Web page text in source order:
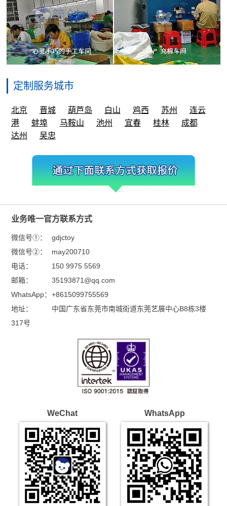
定制服务城市
北京 晋城 葫芦岛 白山 鸡西 苏州
连云
港
蚌埠 马鞍山 池州 宜春 桂林
成都
达州
吴忠
业务唯一官方联系方式
微信号①：
gdjctoy
微信号②：
may200710
电话：
150 9975 5569
邮箱：
35193871@qq.com
WhatsApp： +8615099755569
地址：
中国广东省东莞市南城街道东莞艺展中心B8栋3楼
317号
WeChat WhatsApp